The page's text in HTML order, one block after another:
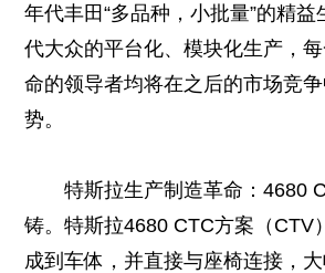
年代丰田“多品种，小批量”的精
代大众的平台化、模块化生产，
命的领导者均将在之后的市场竞
势。
特斯拉生产制造革命：4680
铸。特斯拉4680 CTC方案（CTV
成到车体，并直接与座椅连接，